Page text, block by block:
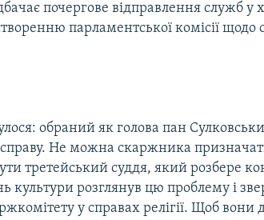
почергове відправлення служб у
парламентської комісії щодо
обраний як голова пан
Не можна скаржника
третейський суддя, який розбере
культури розглянув цю проблему і
у справах релігії. Щоб вони